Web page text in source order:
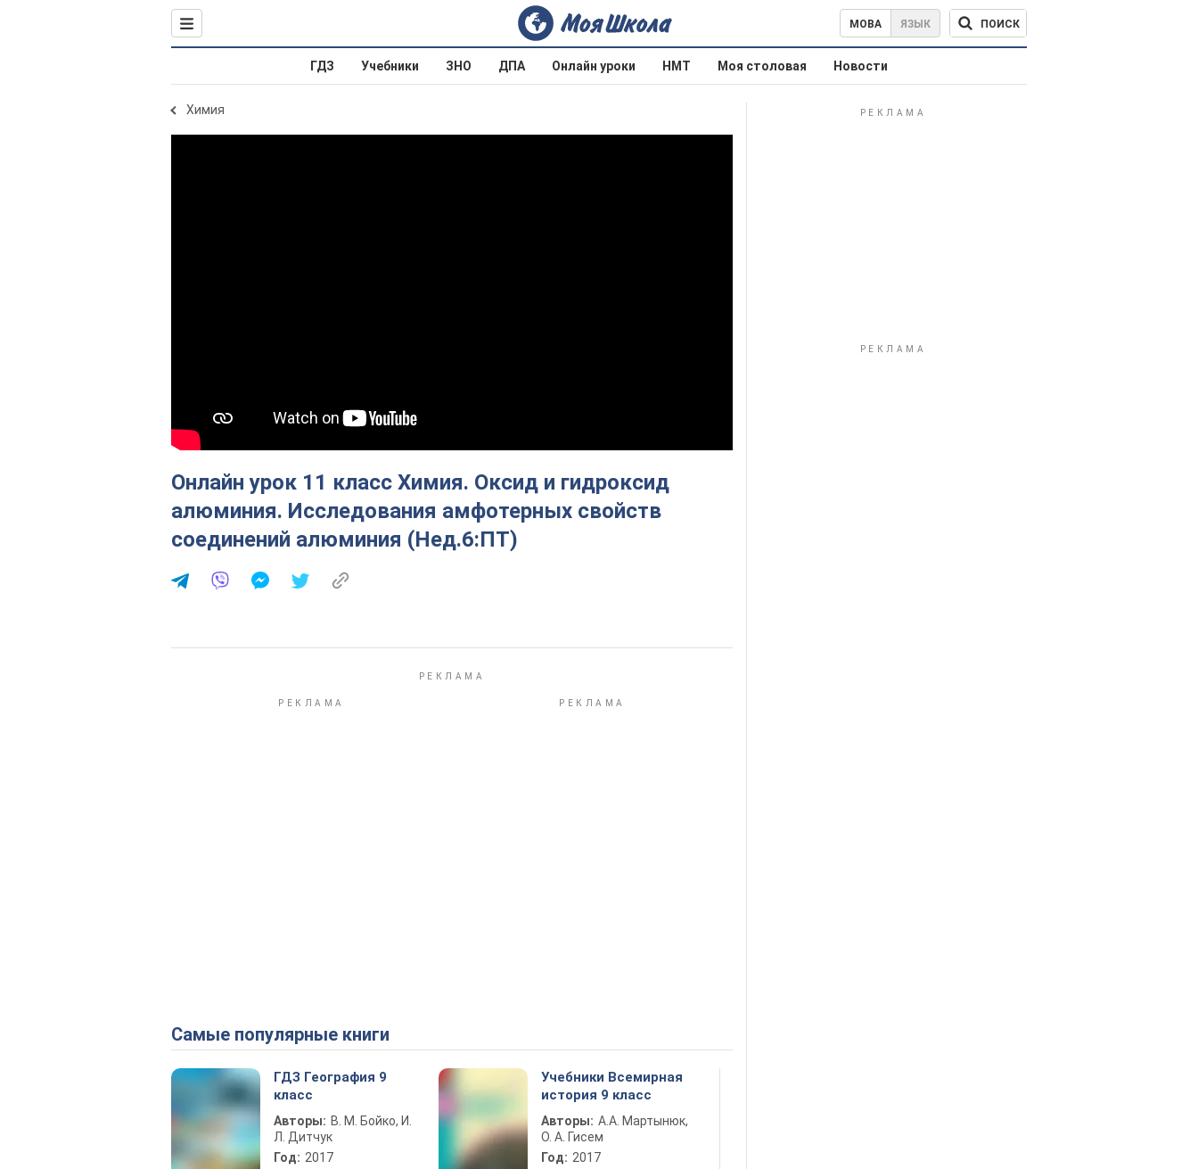
МОВА ЯЗЫК ПОИСК
ГДЗ Учебники ЗНО ДПА Онлайн уроки НМТ Моя столовая Новости
Химия
Онлайн урок 11 класс Химия. Оксид и гидроксид
алюминия. Исследования амфотерных свойств
соединений алюминия (Нед.6:ПТ)
Самые популярные книги
ГДЗ География 9
класс
Авторы: В. М. Бойко, И.
Л. Дитчук
Год: 2017
Учебники Всемирная
история 9 класс
Авторы: А.А. Мартынюк,
О. А. Гисем
Год: 2017